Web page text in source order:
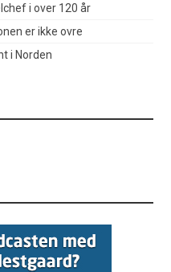
i over 120 år
er ikke ovre
i Norden